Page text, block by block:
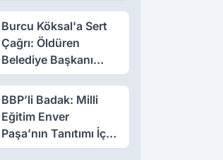
Burcu Köksal'a Sert
Çağrı: Öldüren
Belediye Başkanı
Olmayın!
BBP’li Badak: Milli
Eğitim Enver
Paşa’nın Tanıtımı İçin
Gayret Göstermeli